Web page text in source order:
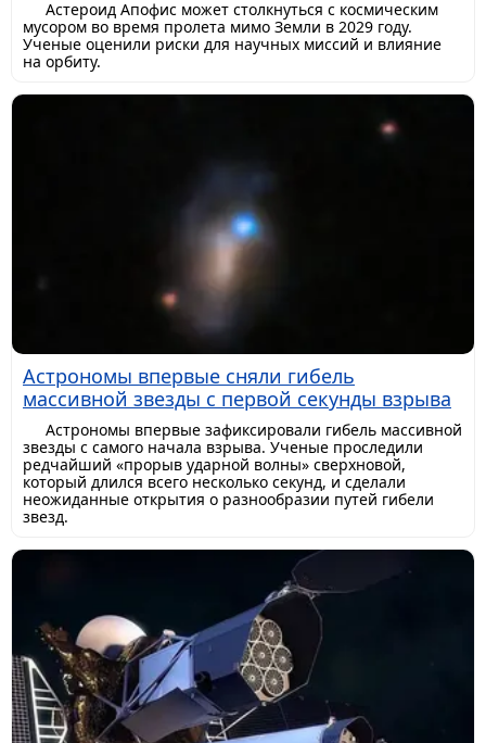
Астероид Апофис может столкнуться с космическим
мусором во время пролета мимо Земли в 2029 году.
Ученые оценили риски для научных миссий и влияние
на орбиту.
Астрономы впервые сняли гибель
массивной звезды с первой секунды взрыва
Астрономы впервые зафиксировали гибель массивной
звезды с самого начала взрыва. Ученые проследили
редчайший «прорыв ударной волны» сверхновой,
который длился всего несколько секунд, и сделали
неожиданные открытия о разнообразии путей гибели
звезд.